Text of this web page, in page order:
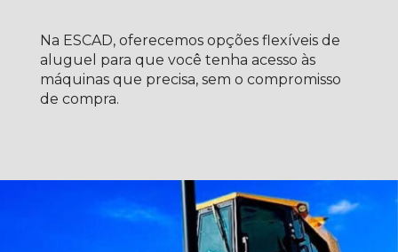
Na ESCAD, oferecemos opções flexíveis de
aluguel para que você tenha acesso às
máquinas que precisa, sem o compromisso
de compra.